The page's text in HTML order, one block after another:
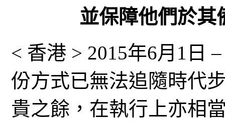
並保障他們於其
< 香港 > 2015年6月1日
份方式已無法追隨時代
貴之餘，在執行上亦相